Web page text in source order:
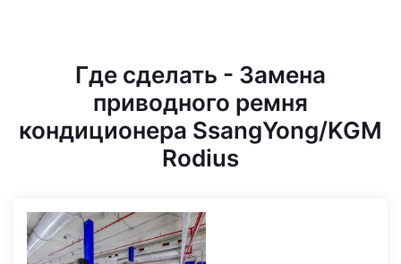
Где сделать - Замена
приводного ремня
кондиционера SsangYong/KGM
Rodius